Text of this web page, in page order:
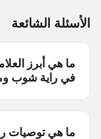
الأسئلة الشائعة
ما هي أبرز
في راية شوب
ما هي توصيات